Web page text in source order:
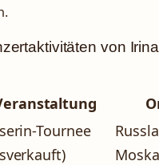
von Irina
Tournee